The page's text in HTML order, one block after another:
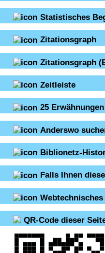
Statistisches
Zitationsgraph
Zitationsgraph
Zeitleiste
25 Erwähnungen
Anderswo
Biblionetz-
Falls Ihnen
Webtechnisches
QR-Code dieser